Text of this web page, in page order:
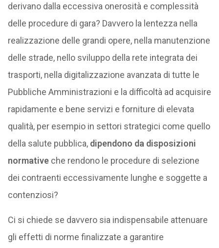
derivano dalla eccessiva onerosità e complessità
delle procedure di gara? Davvero la lentezza nella
realizzazione delle grandi opere, nella manutenzione
delle strade, nello sviluppo della rete integrata dei
trasporti, nella digitalizzazione avanzata di tutte le
Pubbliche Amministrazioni e la difficoltà ad acquisire
rapidamente e bene servizi e forniture di elevata
qualità, per esempio in settori strategici come quello
della salute pubblica, dipendono da disposizioni
normativeche rendono le procedure di selezione
dei contraenti eccessivamente lunghe e soggette a
contenziosi?
Ci si chiede se davvero sia indispensabile attenuare
gli effetti di norme finalizzate a garantire